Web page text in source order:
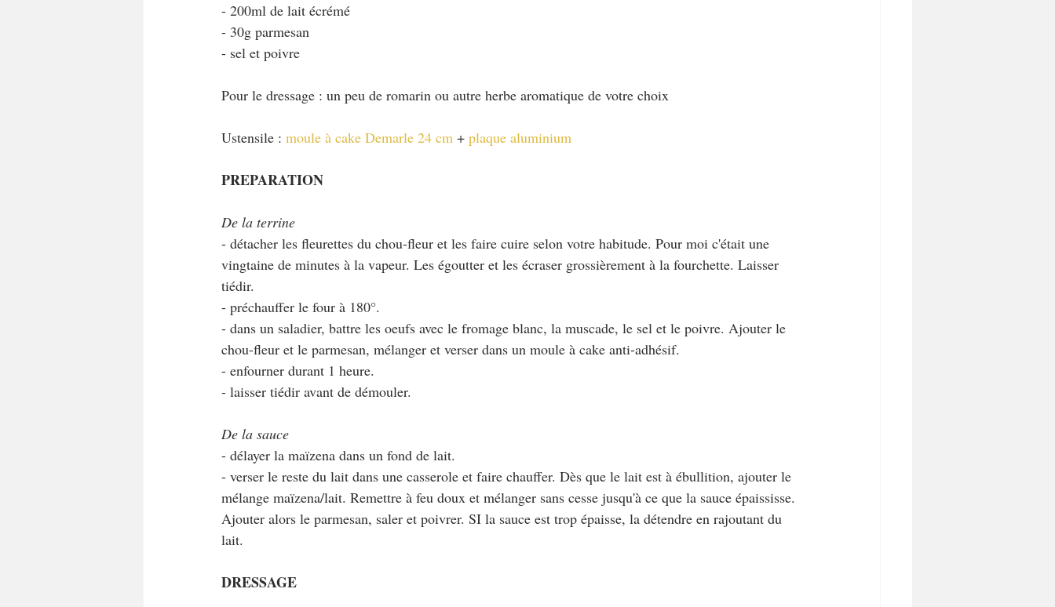
- 200ml de lait écrémé
- 30g parmesan
- sel et poivre
Pour le dressage : un peu de romarin ou autre herbe aromatique de votre choix
Ustensile : moule à cake Demarle 24 cm + plaque aluminium
PREPARATION
De la terrine
- détacher les fleurettes du chou-fleur et les faire cuire selon votre habitude. Pour moi c'était une
vingtaine de minutes à la vapeur. Les égoutter et les écraser grossièrement à la fourchette. Laisser
tiédir.
- préchauffer le four à 180°.
- dans un saladier, battre les oeufs avec le fromage blanc, la muscade, le sel et le poivre. Ajouter le
chou-fleur et le parmesan, mélanger et verser dans un moule à cake anti-adhésif.
- enfourner durant 1 heure.
- laisser tiédir avant de démouler.
De la sauce
- délayer la maïzena dans un fond de lait.
- verser le reste du lait dans une casserole et faire chauffer. Dès que le lait est à ébullition, ajouter le
mélange maïzena/lait. Remettre à feu doux et mélanger sans cesse jusqu'à ce que la sauce épaississe.
Ajouter alors le parmesan, saler et poivrer. SI la sauce est trop épaisse, la détendre en rajoutant du
lait.
DRESSAGE